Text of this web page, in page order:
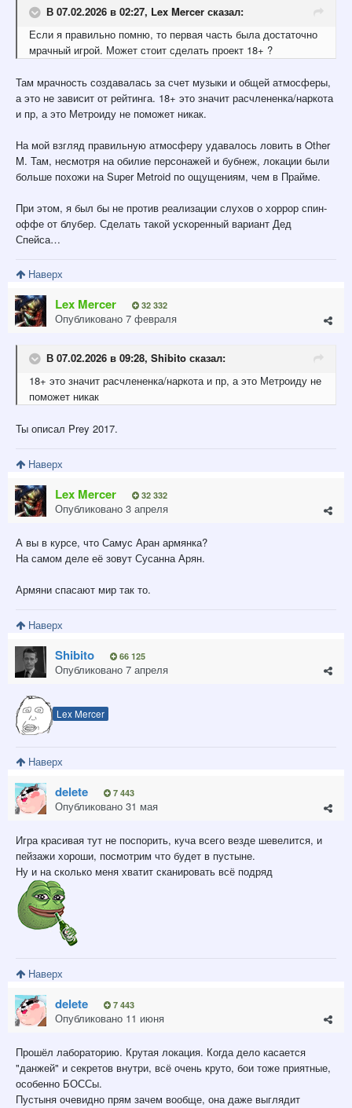
В 07.02.2026 в 02:27, Lex Mercer сказал:
Если я правильно помню, то первая часть была достаточно
мрачный игрой. Может стоит сделать проект 18+ ?
Там мрачность создавалась за счет музыки и общей атмосферы,
а это не зависит от рейтинга. 18+ это значит расчлененка/наркота
и пр, а это Метроиду не поможет никак.
На мой взгляд правильную атмосферу удавалось ловить в Other
M. Там, несмотря на обилие персонажей и бубнеж, локации были
больше похожи на Super Metroid по ощущениям, чем в Прайме.
При этом, я был бы не против реализации слухов о хоррор спин-
оффе от блубер. Сделать такой ускоренный вариант Дед
Спейса…
Наверх
Lex Mercer 32 332
Опубликовано 7 февраля
В 07.02.2026 в 09:28, Shibito сказал:
18+ это значит расчлененка/наркота и пр, а это Метроиду не
поможет никак
Ты описал Prey 2017.
Наверх
Lex Mercer 32 332
Опубликовано 3 апреля
А вы в курсе, что Самус Аран армянка?
На самом деле её зовут Сусанна Арян.
Армяни спасают мир так то.
Наверх
Shibito 66 125
Опубликовано 7 апреля
Lex Mercer
Наверх
delete 7 443
Опубликовано 31 мая
Игра красивая тут не поспорить, куча всего везде шевелится, и
пейзажи хороши, посмотрим что будет в пустыне.
Ну и на сколько меня хватит сканировать всё подряд
Наверх
delete 7 443
Опубликовано 11 июня
Прошёл лабораторию. Крутая локация. Когда дело касается
"данжей" и секретов внутри, всё очень круто, бои тоже приятные,
особенно БОССы.
Пустыня очевидно прям зачем вообще, она даже выглядит